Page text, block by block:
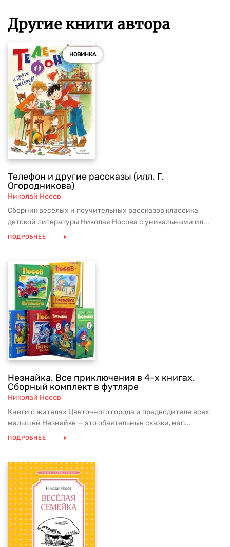
Другие книги автора
НОВИНКА
Телефон и другие рассказы (илл. Г.
Огородникова)
Николай Носов
Сборник весёлых и поучительных рассказов классика
детской литературы Николая Носова с уникальными ил...
ПОДРОБНЕЕ
Незнайка. Все приключения в 4-х книгах.
Сборный комплект в футляре
Николай Носов
Книги о жителях Цветочного города и предводителе всех
малышей Незнайке — это обаятельные сказки, нап...
ПОДРОБНЕЕ